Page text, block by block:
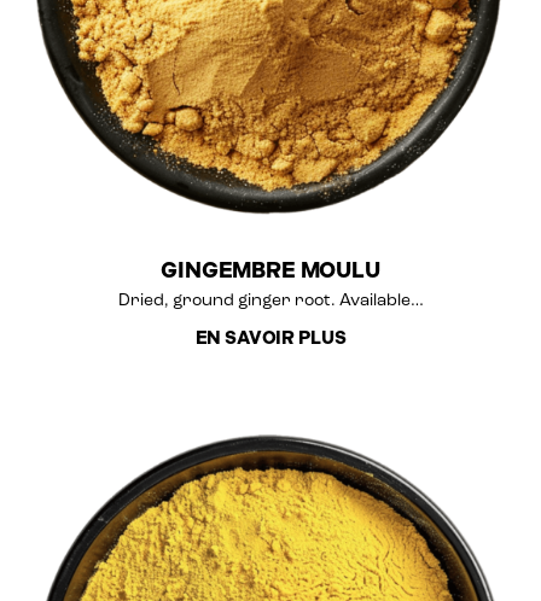
GINGEMBRE MOULU
Dried, ground ginger root. Available…
EN SAVOIR PLUS